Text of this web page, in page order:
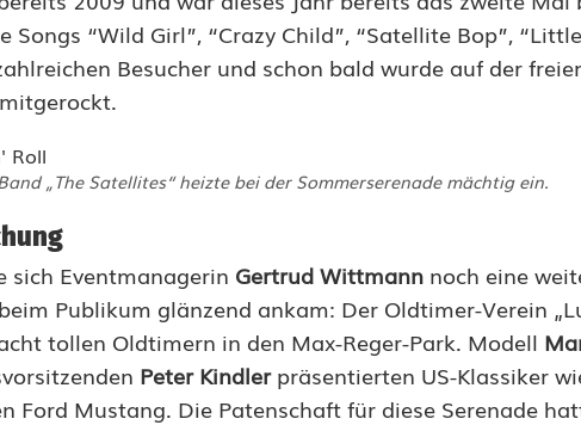
Songs “Wild Girl”, “Crazy Child”, “Satellite Bop”,
Besucher und schon bald wurde auf der
„The Satellites“ heizte bei der Sommerserenade mächtig ein.
sich Eventmanagerin Gertrud Wittmann noch eine
Publikum glänzend ankam: Der Oldtimer-Verein
tollen Oldtimern in den Max-Reger-Park. Modell
Peter Kindlerpräsentierten US-Klassiker
Ford Mustang. Die Patenschaft für diese Serenade